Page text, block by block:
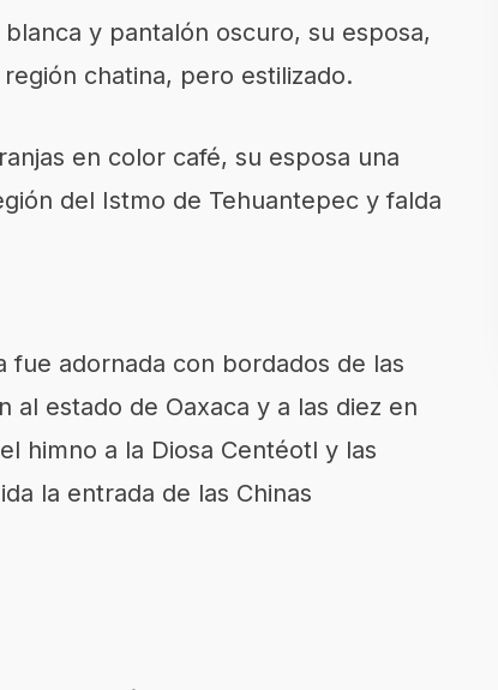
y pantalón oscuro, su esposa,
chatina, pero estilizado.
en color café, su esposa una
del Istmo de Tehuantepec y falda
fue adornada con bordados de las
estado de Oaxaca y a las diez en
himno a la Diosa Centéotl y las
la entrada de las Chinas